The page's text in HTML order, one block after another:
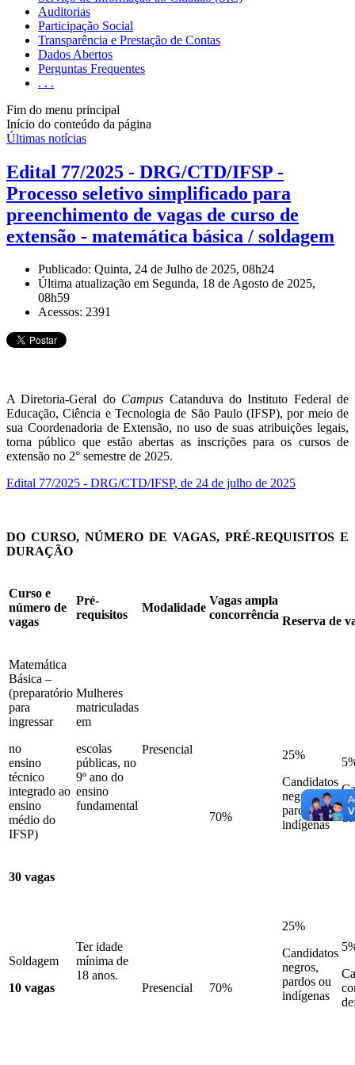
Auditorias
Participação Social
Transparência e Prestação de Contas
Dados Abertos
Perguntas Frequentes
. . .
Fim do menu principal
Início do conteúdo da página
Últimas notícias
Edital 77/2025 - DRG/CTD/IFSP -
Processo seletivo simplificado para
preenchimento de vagas de curso de
extensão - matemática básica / soldagem
Publicado: Quinta, 24 de Julho de 2025, 08h24
Última atualização em Segunda, 18 de Agosto de 2025,
08h59
Acessos: 2391
A Diretoria-Geral do Campus Catanduva do Instituto Federal de
Educação, Ciência e Tecnologia de São Paulo (IFSP), por meio de
sua Coordenadoria de Extensão, no uso de suas atribuições legais,
torna público que estão abertas as inscrições para os cursos de
extensão no 2° semestre de 2025.
Edital 77/2025 - DRG/CTD/IFSP, de 24 de julho de 2025
DO CURSO, NÚMERO DE VAGAS, PRÉ-REQUISITOS E
DURAÇÃO
Curso e
número de
vagas
Pré-
requisitos
Modalidade
Vagas ampla
concorrência Reserva de
Matemática
Básica –
(preparatório
para
ingressar
no
ensino
técnico
integrado ao
ensino
médio do
IFSP)
Mulheres
matriculadas
em
escolas
públicas, no
9º ano do
ensino
fundamental
Presencial
70%
25%
Candidatos
negros,
pardos ou
indígenas
30 vagas
Soldagem
10 vagas
Ter idade
mínima de
18 anos.
Presencial
70%
25%
Candidatos
negros,
pardos ou
indígenas